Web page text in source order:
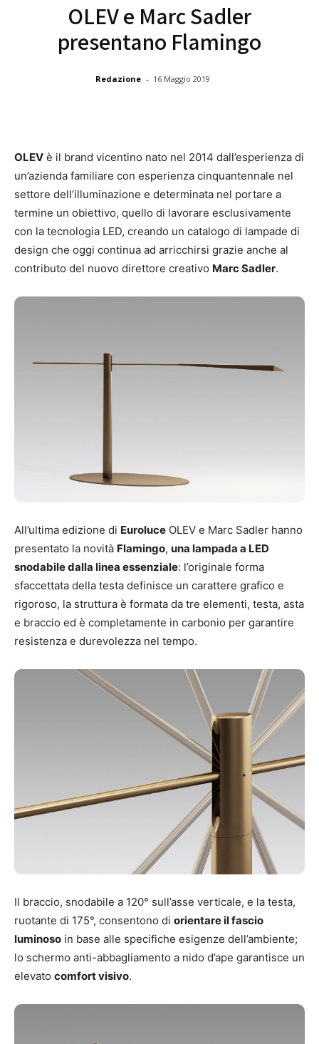
OLEV e Marc Sadler
presentano Flamingo
Redazione - 16 Maggio 2019
OLEV è il brand vicentino nato nel 2014 dall’esperienza di
un’azienda familiare con esperienza cinquantennale nel
settore dell’illuminazione e determinata nel portare a
termine un obiettivo, quello di lavorare esclusivamente
con la tecnologia LED, creando un catalogo di lampade di
design che oggi continua ad arricchirsi grazie anche al
contributo del nuovo direttore creativo Marc Sadler.
All’ultima edizione di Euroluce OLEV e Marc Sadler hanno
presentato la novità Flamingo, una lampada a LED
snodabile dalla linea essenziale: l’originale forma
sfaccettata della testa definisce un carattere grafico e
rigoroso, la struttura è formata da tre elementi, testa, asta
e braccio ed è completamente in carbonio per garantire
resistenza e durevolezza nel tempo.
Il braccio, snodabile a 120° sull’asse verticale, e la testa,
ruotante di 175°, consentono di orientare il fascio
luminoso in base alle specifiche esigenze dell’ambiente;
lo schermo anti-abbagliamento a nido d’ape garantisce un
elevato comfort visivo.